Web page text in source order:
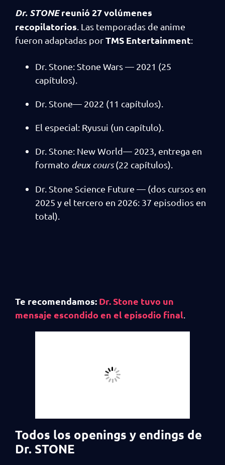
Dr. STONEreunió 27 volúmenes
recopilatorios . Las temporadas de anime
fueron adaptadas porTMS Entertainment:
Dr. Stone: Stone Wars — 2021 (25
capítulos).
Dr. Stone— 2022 (11 capítulos).
El especial: Ryusui (un capítulo).
Dr. Stone: New World— 2023, entrega en
formato deux cours(22 capítulos).
Dr. Stone Science Future — (dos cursos en
2025 y el tercero en 2026: 37 episodios en
total).
Te recomendamos: Dr. Stone tuvo un
mensaje escondido en el episodio final
Todos los openings y endings de
Dr. STONE